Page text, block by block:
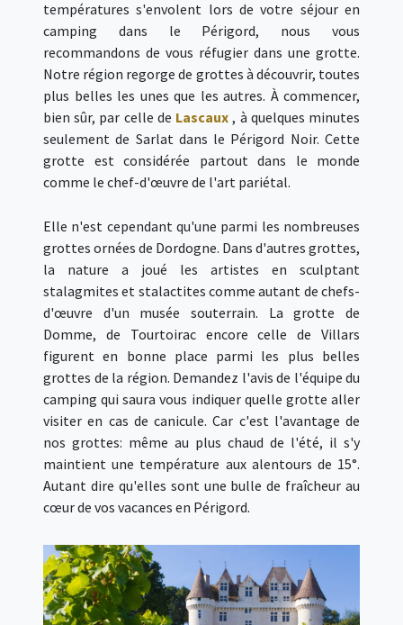
températures s'envolent lors de votre séjour en
camping dans le Périgord, nous vous
recommandons de vous réfugier dans une grotte.
Notre région regorge de grottes à découvrir, toutes
plus belles les unes que les autres. À commencer,
bien sûr, par celle de Lascaux, à quelques minutes
seulement de Sarlat dans le Périgord Noir. Cette
grotte est considérée partout dans le monde
comme le chef-d'œuvre de l'art pariétal.
Elle n'est cependant qu'une parmi les nombreuses
grottes ornées de Dordogne. Dans d'autres grottes,
la nature a joué les artistes en sculptant
stalagmites et stalactites comme autant de chefs-
d'œuvre d'un musée souterrain. La grotte de
Domme, de Tourtoirac encore celle de Villars
figurent en bonne place parmi les plus belles
grottes de la région. Demandez l'avis de l'équipe du
camping qui saura vous indiquer quelle grotte aller
visiter en cas de canicule. Car c'est l'avantage de
nos grottes: même au plus chaud de l'été, il s'y
maintient une température aux alentours de 15°.
Autant dire qu'elles sont une bulle de fraîcheur au
cœur de vos vacances en Périgord.